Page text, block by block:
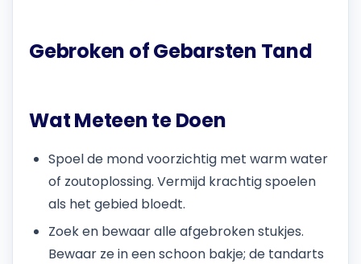
Gebroken of Gebarsten Tand
Wat Meteen te Doen
Spoel de mond voorzichtig met warm water
of zoutoplossing. Vermijd krachtig spoelen
als het gebied bloedt.
Zoek en bewaar alle afgebroken stukjes.
Bewaar ze in een schoon bakje; de tandarts